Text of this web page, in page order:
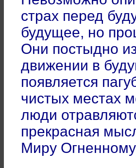
страх перед
будущее, но
Они постыдно
движении в
появляется
чистых местах
люди
прекрасная
Миру